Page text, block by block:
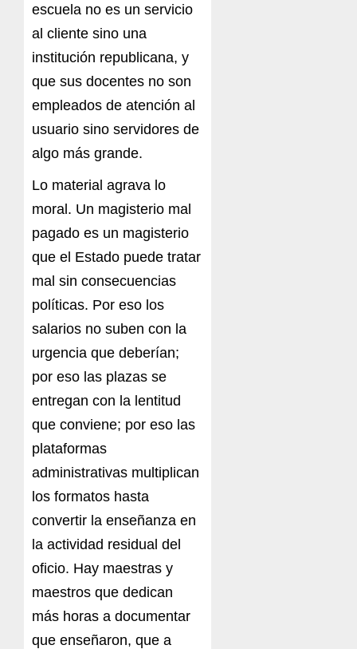
escuela no es un servicio
al cliente sino una
institución republicana, y
que sus docentes no son
empleados de atención al
usuario sino servidores de
algo más grande.
Lo material agrava lo
moral. Un magisterio mal
pagado es un magisterio
que el Estado puede tratar
mal sin consecuencias
políticas. Por eso los
salarios no suben con la
urgencia que deberían;
por eso las plazas se
entregan con la lentitud
que conviene; por eso las
plataformas
administrativas multiplican
los formatos hasta
convertir la enseñanza en
la actividad residual del
oficio. Hay maestras y
maestros que dedican
más horas a documentar
que enseñaron, que a